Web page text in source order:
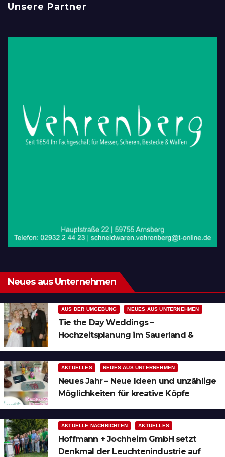
Unsere Partner
Neues aus Unternehmen
AUS DER UMGEBUNG NEUES AUS UNTERNEHMEN
Tie the Day Weddings –
Hochzeitsplanung im Sauerland &
AKTUELLES NEUES AUS UNTERNEHMEN
Neues Jahr – Neue Ideen und unzählige
Möglichkeiten für kreative Köpfe
AKTUELLE NACHRICHTEN AKTUELLES
Hoffmann + Jochheim GmbH setzt
Denkmal der Leuchtenindustrie auf